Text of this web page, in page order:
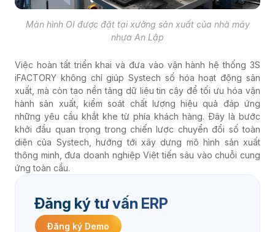
Màn hình OI được đặt tại xưởng sản xuất của nhà máy
nhựa An Lập
Việc hoàn tất triển khai và đưa vào vận hành hệ thống 3S
iFACTORY không chỉ giúp Systech số hóa hoạt động sản
xuất, mà còn tạo nền tảng dữ liệu tin cậy để tối ưu hóa vận
hành sản xuất, kiểm soát chất lượng hiệu quả đáp ứng
những yêu cầu khắt khe từ phía khách hàng. Đây là bước
khởi đầu quan trọng trong chiến lược chuyển đổi số toàn
diện của Systech, hướng tới xây dựng mô hình sản xuất
thông minh, đưa doanh nghiệp Việt tiến sâu vào chuỗi cung
ứng toàn cầu.
Đăng ký tư vấn ERP
Đăng ký Demo